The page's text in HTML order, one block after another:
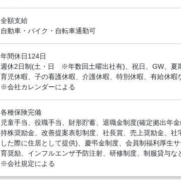
全額支給
自動車・バイク・自転車通勤可
年間休日124日
週休2日制(土・日 ※年数回土曜出社有)、祝日、GW、夏
育児休暇、子の看護休暇、介護休暇、特別休暇、有給休暇
※会社カレンダーによる
各種保険完備
児童手当、役職手当、財形貯蓄、退職金制度(確定拠出年
持株奨励金、改善提案表彰制度、社長賞、売上奨励金、社
した際に住居として提供)、慶弔金制度、会員制福利厚生
育奨励、インフルエンザ予防注射、研修制度、制服貸与な
※会社規定による